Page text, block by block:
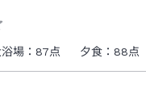
場： 87点 夕食： 88点